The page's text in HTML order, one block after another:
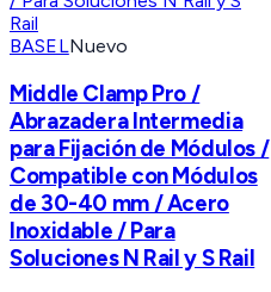
BASELNuevo
Middle Clamp Pro /
Abrazadera Intermedia
para Fijación de Módulos /
Compatible con Módulos
de 30-40 mm / Acero
Inoxidable / Para
Soluciones N Rail y S Rail